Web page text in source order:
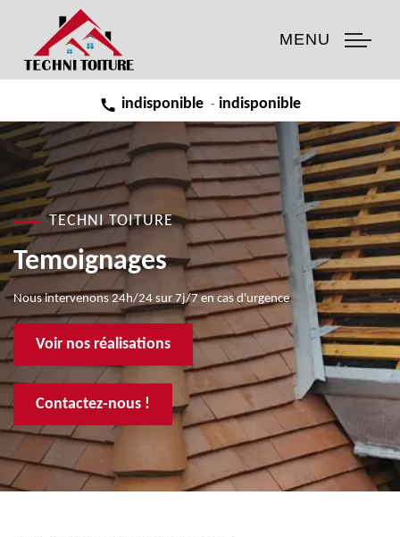
MENU
indisponible - indisponible
TECHNI TOITURE
Temoignages
Nous intervenons 24h/24 sur 7j/7 en cas d'urgence
Voir nos réalisations
Contactez-nous !